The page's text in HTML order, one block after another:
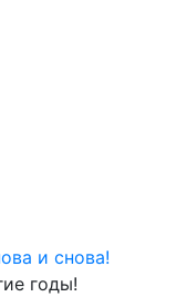
и снова!
годы!